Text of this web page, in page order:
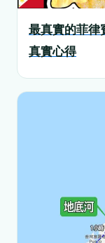
最真實的菲律
真實心得